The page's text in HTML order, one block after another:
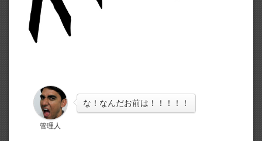
管理人
な！なんだお前は！！！！！